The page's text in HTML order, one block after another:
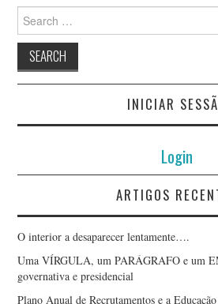
Search
for:
INICIAR
Login
ARTIGOS
O interior a desaparecer lentamente….
Uma VÍRGULA, um PARÁGRAFO e um
governativa e presidencial
Plano Anual de Recrutamentos e a